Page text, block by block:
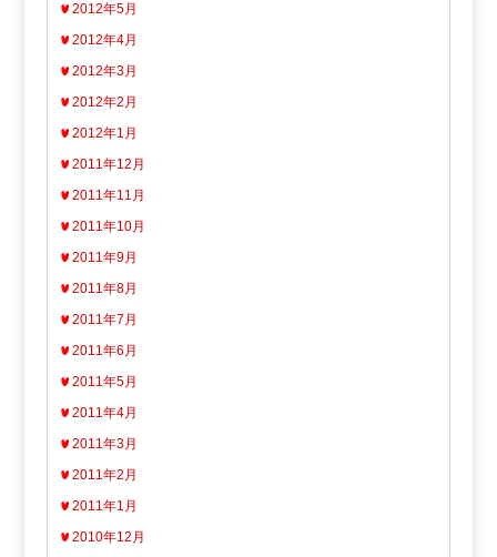
2012年5月
2012年4月
2012年3月
2012年2月
2012年1月
2011年12月
2011年11月
2011年10月
2011年9月
2011年8月
2011年7月
2011年6月
2011年5月
2011年4月
2011年3月
2011年2月
2011年1月
2010年12月